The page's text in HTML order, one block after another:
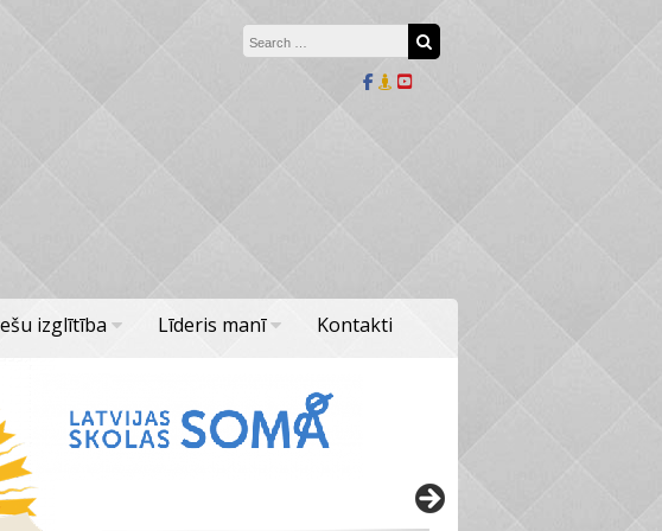
izglītība Līderis manī Kontakti